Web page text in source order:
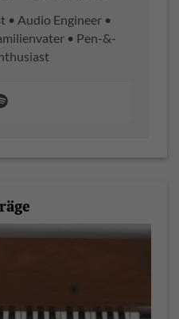
Audio Engineer •
• Pen-&-